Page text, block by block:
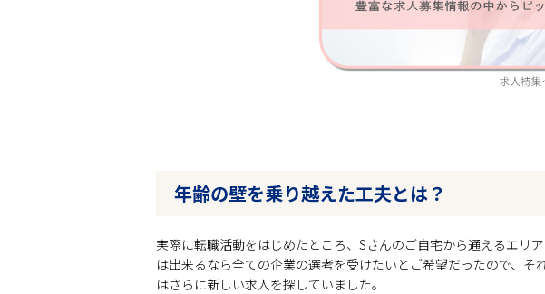
年齢の壁を乗り越えた工夫とは？
実際に転職活動をはじめたところ、Sさんのご自宅から通えるエリ
は出来るなら全ての企業の選考を受けたいとご希望だったので、
はさらに新しい求人を探していました。